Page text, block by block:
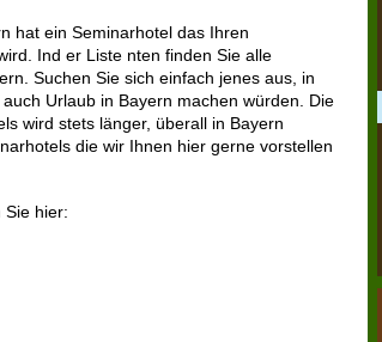
hat ein Seminarhotel das Ihren
Ind er Liste nten finden Sie alle
Suchen Sie sich einfach jenes aus, in
Urlaub in Bayern machen würden. Die
wird stets länger, überall in Bayern
die wir Ihnen hier gerne vorstellen
Sie hier: